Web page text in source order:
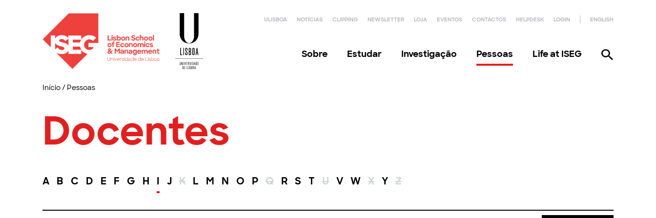
ULISBOA NOTÍCIAS CLIPPING NEWSLETTER LOJA EVENTOS CONTACTOS HELPDESK LOGIN ENGLISH
Sobre Estudar Investigação Pessoas Life at ISEG
Início/ Pessoas
Docentes
A B C D E F G H I J K L M N O P Q R S T U V W X Y Z